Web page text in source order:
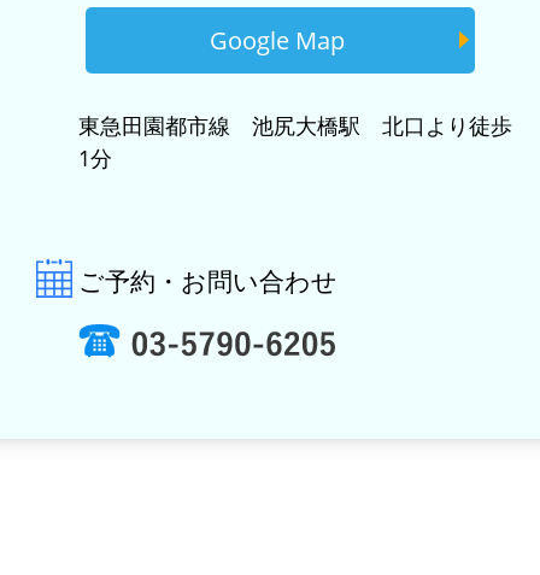
Google Map
東急田園都市線 池尻大橋駅 北口より徒歩
1分
ご予約・お問い合わせ